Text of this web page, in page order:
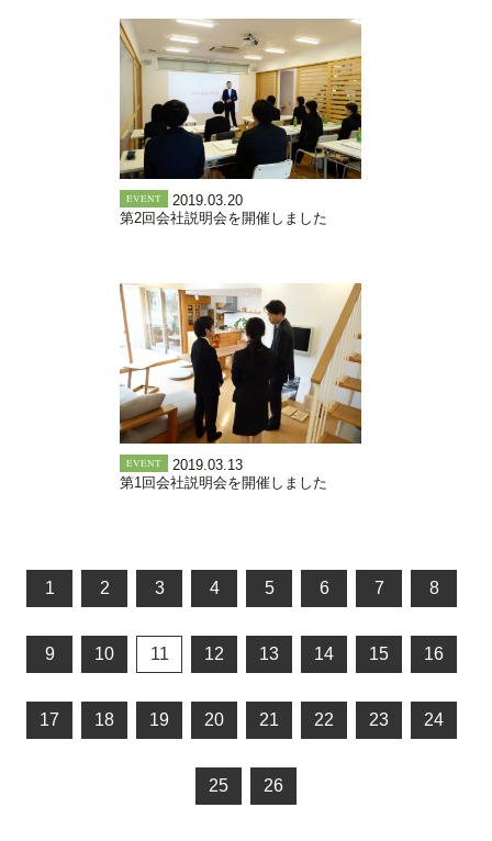
EVENT
2019.03.20
第2回会社説明会を開催しました
EVENT
2019.03.13
第1回会社説明会を開催しました
1 2 3 4 5 6 7 8
9 10 11 12 13 14 15 16
17 18 19 20 21 22 23 24
25 26